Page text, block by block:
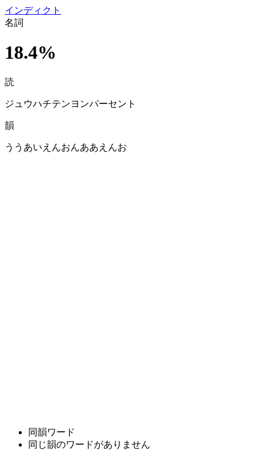
インディクト
名詞
18.4%
読
ジュウハチテンヨンパーセント
韻
ううあいえんおんああえんお
同韻ワード
同じ韻のワードがありません